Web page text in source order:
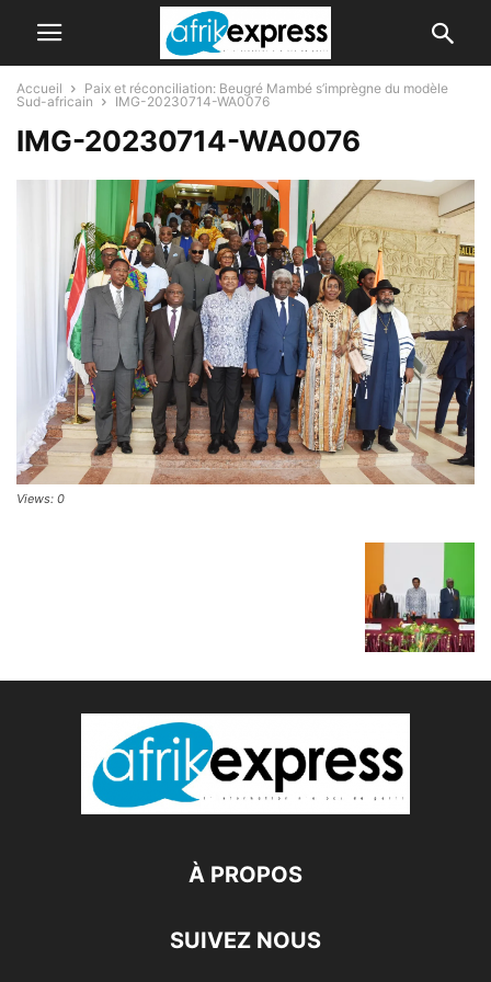
Accueil
Paix et réconciliation: Beugré Mambé s’imprègne du modèle
Sud-africain
IMG-20230714-WA0076
IMG-20230714-WA0076
Views: 0
À PROPOS
SUIVEZ NOUS